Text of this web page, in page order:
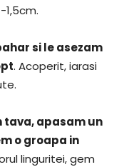
si le asezam
. Acoperit, iarasi
apasam un
o groapa in
linguritei, gem